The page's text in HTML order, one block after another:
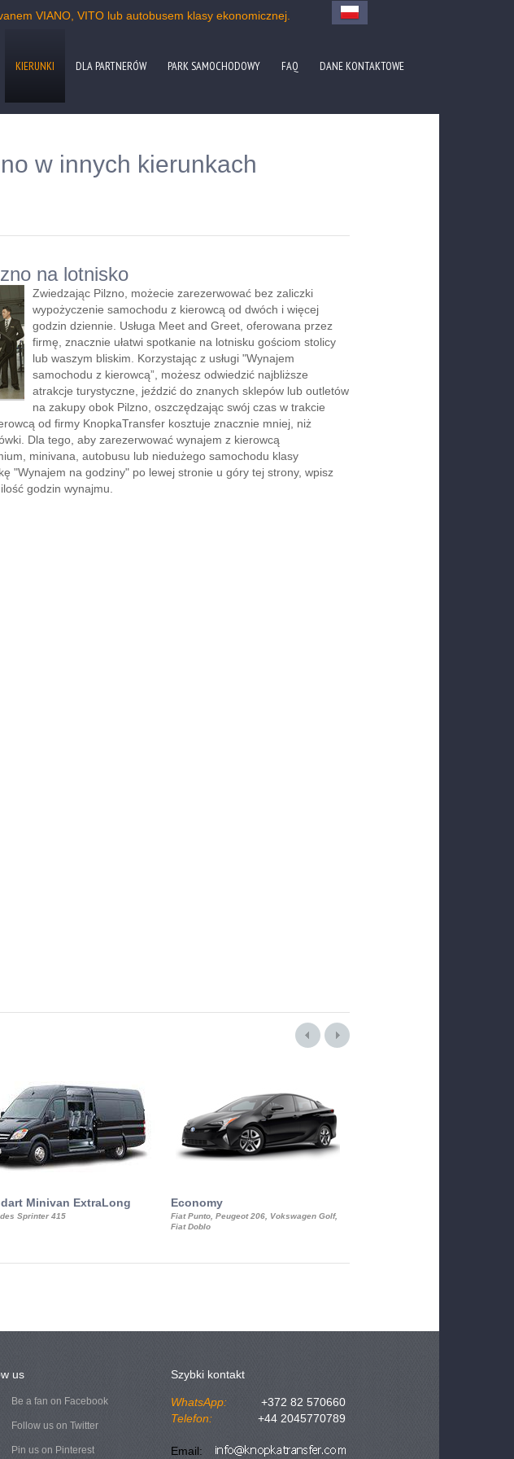
VIANO, VITO lub autobusem klasy ekonomicznej.
KIERUNKI DLA PARTNERÓW PARK SAMOCHODOWY FAQ DANE KONTAKTOWE
w innych kierunkach
na lotnisko
Zwiedzając Pilzno, możecie zarezerwować bez zaliczki
wypożyczenie samochodu z kierowcą od dwóch i więcej
godzin dziennie. Usługa Meet and Greet, oferowana przez
firmę, znacznie ułatwi spotkanie na lotnisku gościom stolicy
lub waszym bliskim. Korzystając z usługi "Wynajem
samochodu z kierowcą”, możesz odwiedzić najbliższe
atrakcje turystyczne, jeździć do znanych sklepów lub outletów
na zakupy obok Pilzno, oszczędzając swój czas w trakcie
od firmy KnopkaTransfer kosztuje znacznie mniej, niż
Dla tego, aby zarezerwować wynajem z kierowcą
minivana, autobusu lub niedużego samochodu klasy
"Wynajem na godziny" po lewej stronie u góry tej strony, wpisz
godzin wynajmu.
Minivan ExtraLong
Sprinter 415
Economy
Fiat Punto, Peugeot 206, Vokswagen Golf,
Fiat Doblo
us
Be a fan on Facebook
Follow us on Twitter
Pin us on Pinterest
Szybki kontakt
WhatsApp:
+372 82 570660
Telefon:
+44 2045770789
Email: